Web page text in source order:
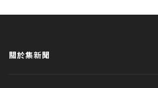
關於集新聞